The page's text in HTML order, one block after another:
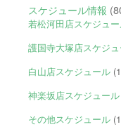
スケジュール情報
若松河田店スケジュ
護国寺大塚店スケジ
白山店スケジュール
神楽坂店スケジュール
その他スケジュール